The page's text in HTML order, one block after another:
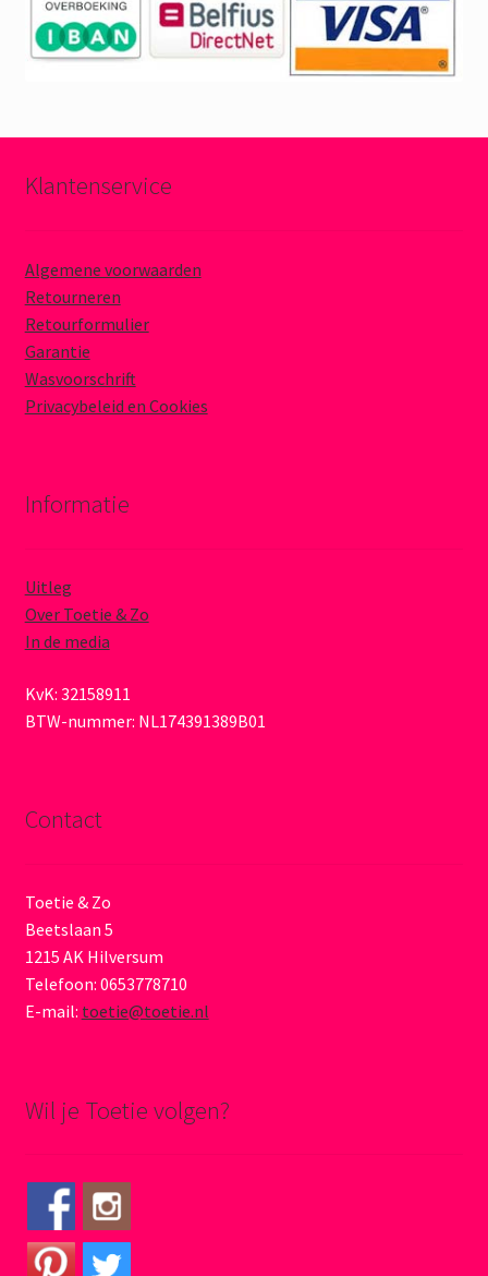
Klantenservice
Algemene voorwaarden
Retourneren
Retourformulier
Garantie
Wasvoorschrift
Privacybeleid en Cookies
Informatie
Uitleg
Over Toetie & Zo
In de media
KvK: 32158911
BTW-nummer: NL174391389B01
Contact
Toetie & Zo
Beetslaan 5
1215 AK Hilversum
Telefoon: 0653778710
E-mail: toetie@toetie.nl
Wil je Toetie volgen?